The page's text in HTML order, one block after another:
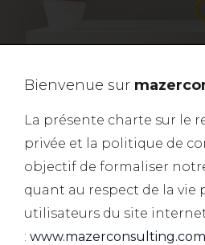
Bienvenue sur
La présente charte sur le
privée et la politique de
objectif de formaliser
quant au respect de la vie
utilisateurs du site
: www.mazerconsulting.com